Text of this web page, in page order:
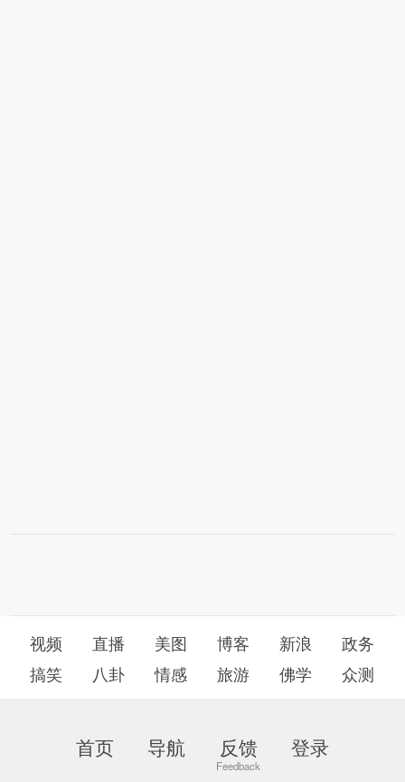
视频 直播 美图 博客 新浪
政务
搞笑
八卦 情感 旅游 佛学 众测
首页 导航 反馈 登录